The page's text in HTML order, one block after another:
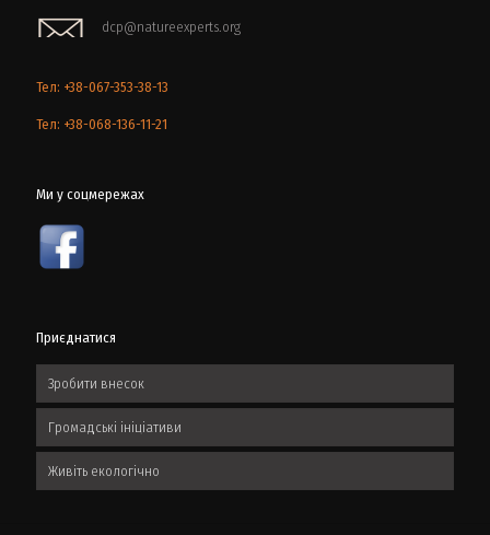
dcp@natureexperts.org
Тел: +38-067-353-38-13
Тел: +38-068-136-11-21
Ми у соцмережах
Приєднатися
Зробити внесок
Громадські ініціативи
Живіть екологічно